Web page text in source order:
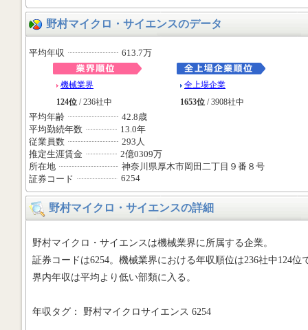
野村マイクロ・サイエンスのデータ
平均年収 613.7万
機械業界
124位 / 236社中
全上場企業
1653位 / 3908社中
平均年齢
42.8歳
平均勤続年数
13.0年
従業員数
293人
推定生涯賃金
2億0309万
所在地
神奈川県厚木市岡田二丁目９番８号
証券コード
6254
野村マイクロ・サイエンスの詳細
野村マイクロ・サイエンスは機械業界に所属する企業。
証券コードは6254。機械業界における年収順位は236社中124位
界内年収は平均より低い部類に入る。
年収タグ： 野村マイクロサイエンス 6254